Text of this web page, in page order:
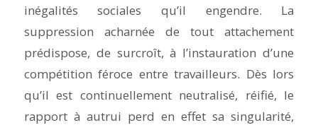
inégalités sociales qu’il engendre. La
suppression acharnée de tout attachement
prédispose, de surcroît, à l’instauration d’une
compétition féroce entre travailleurs. Dès lors
qu’il est continuellement neutralisé, réifié, le
rapport à autrui perd en effet sa singularité,